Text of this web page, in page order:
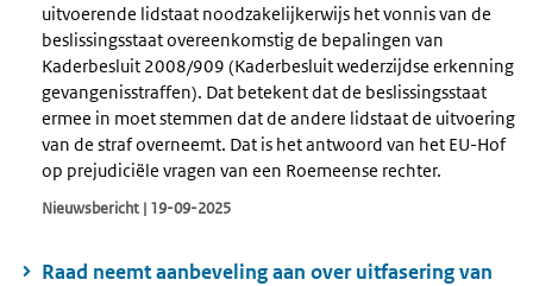
uitvoerende lidstaat noodzakelijkerwijs het vonnis van de
beslissingsstaat overeenkomstig de bepalingen van
Kaderbesluit 2008/909 (Kaderbesluit wederzijdse erkenning
gevangenisstraffen). Dat betekent dat de beslissingsstaat
ermee in moet stemmen dat de andere lidstaat de uitvoering
van de straf overneemt. Dat is het antwoord van het EU-Hof
op prejudiciële vragen van een Roemeense rechter.
Nieuwsbericht | 19-09-2025
Raad neemt aanbeveling aan over uitfasering van